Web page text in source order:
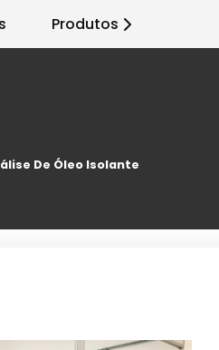
Produtos
De Óleo Isolante